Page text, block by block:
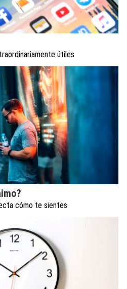
útiles
cómo te sientes